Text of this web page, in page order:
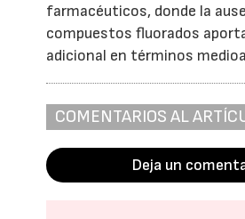
farmacéuticos, donde la
compuestos fluorados
adicional en términos
COMENTARIOS AL
Deja un